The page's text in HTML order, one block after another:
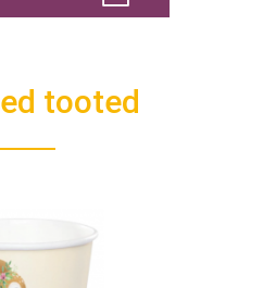
tooted